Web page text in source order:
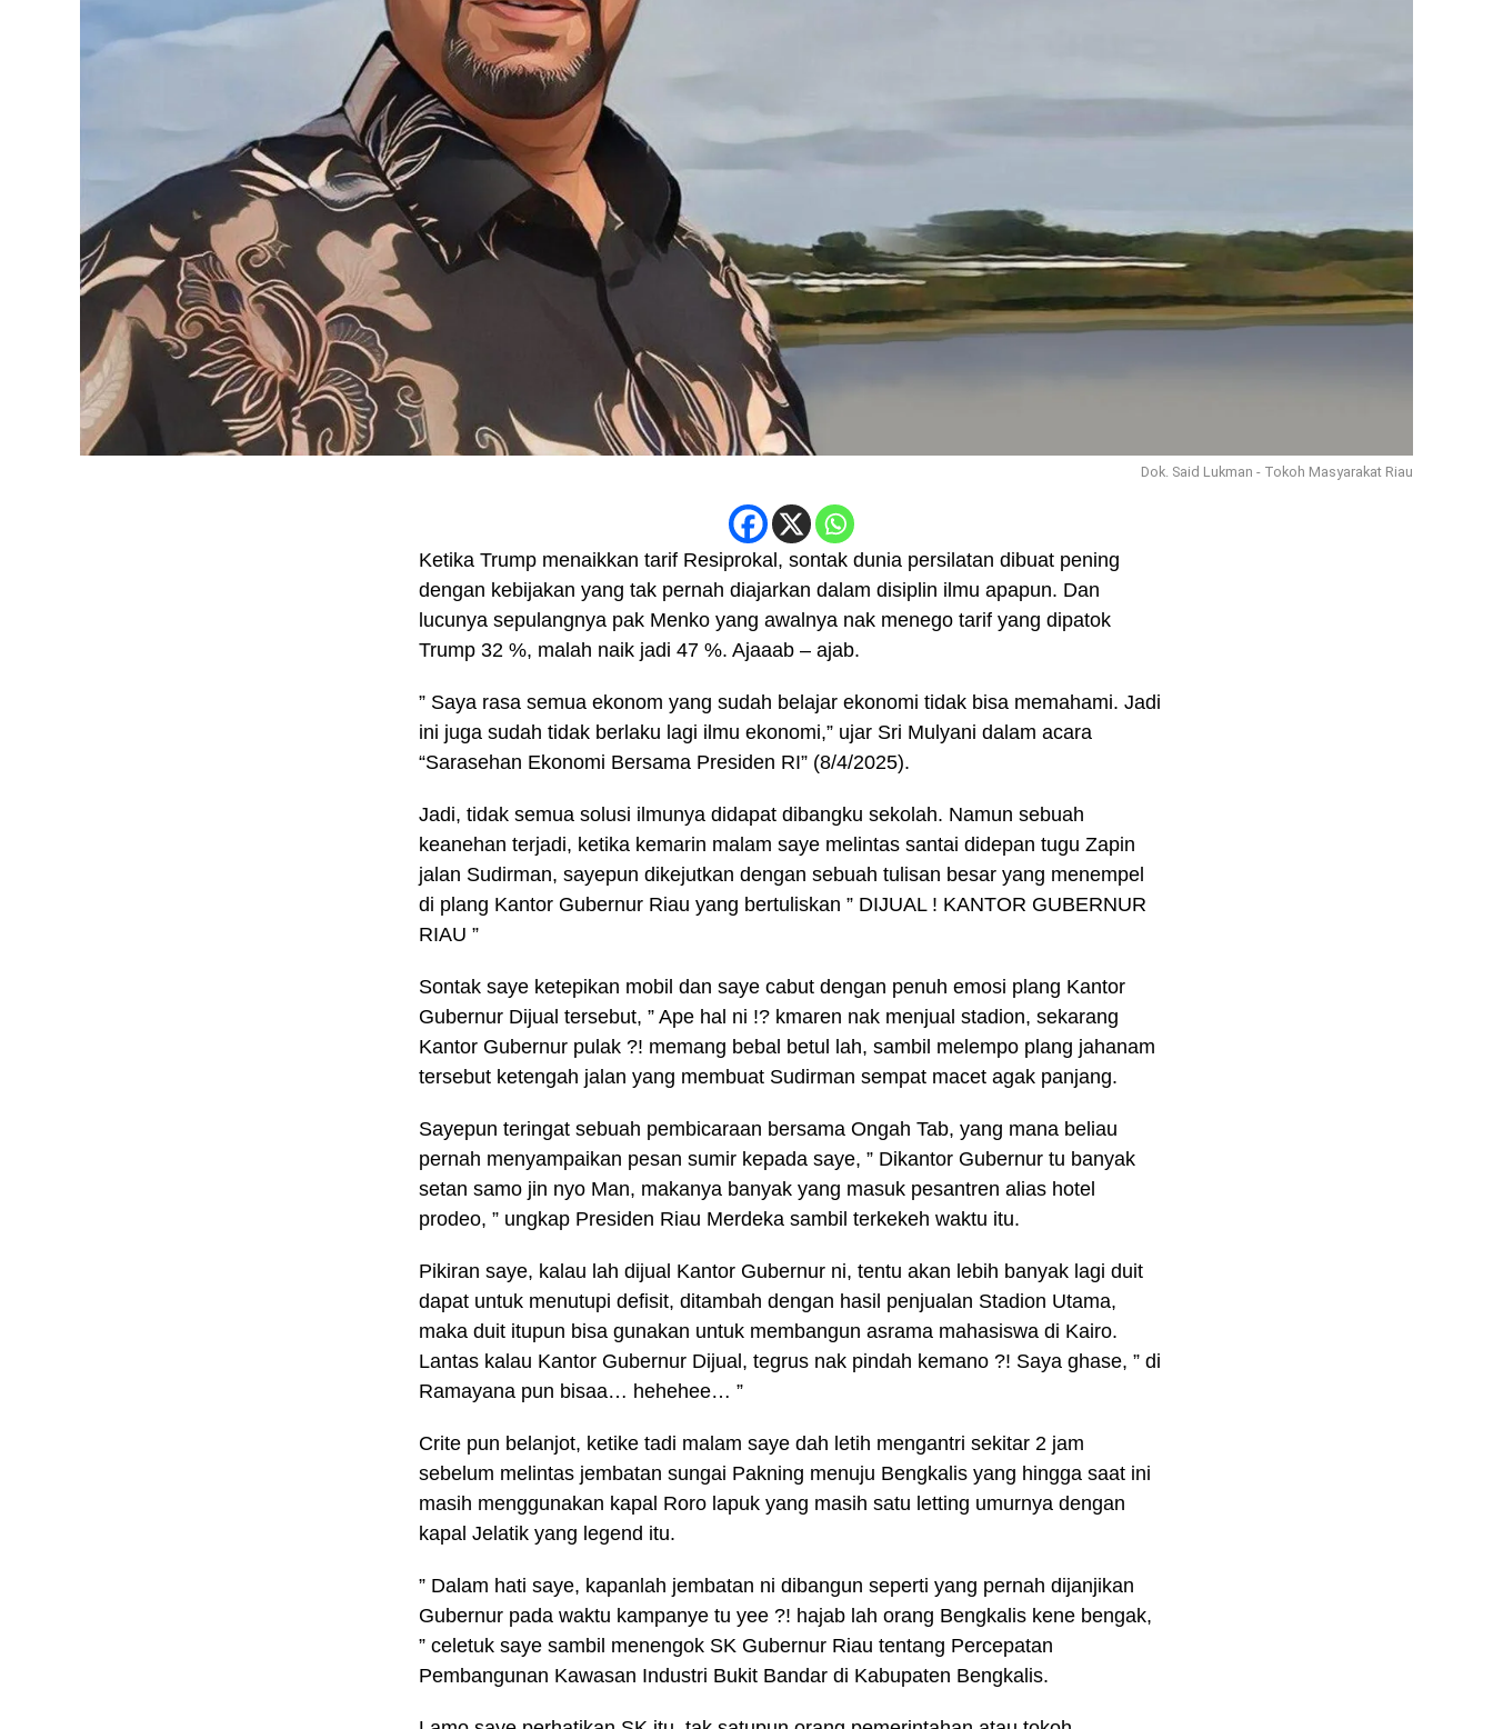
Dok. Said Lukman - Tokoh Masyarakat Riau
Ketika Trump menaikkan tarif Resiprokal, sontak dunia persilatan dibuat pening
dengan kebijakan yang tak pernah diajarkan dalam disiplin ilmu apapun. Dan
lucunya sepulangnya pak Menko yang awalnya nak menego tarif yang dipatok
Trump 32 %, malah naik jadi 47 %. Ajaaab – ajab.
” Saya rasa semua ekonom yang sudah belajar ekonomi tidak bisa memahami. Jadi
ini juga sudah tidak berlaku lagi ilmu ekonomi,” ujar Sri Mulyani dalam acara
“Sarasehan Ekonomi Bersama Presiden RI” (8/4/2025).
Jadi, tidak semua solusi ilmunya didapat dibangku sekolah. Namun sebuah
keanehan terjadi, ketika kemarin malam saye melintas santai didepan tugu Zapin
jalan Sudirman, sayepun dikejutkan dengan sebuah tulisan besar yang menempel
di plang Kantor Gubernur Riau yang bertuliskan ” DIJUAL ! KANTOR GUBERNUR
RIAU ”
Sontak saye ketepikan mobil dan saye cabut dengan penuh emosi plang Kantor
Gubernur Dijual tersebut, ” Ape hal ni !? kmaren nak menjual stadion, sekarang
Kantor Gubernur pulak ?! memang bebal betul lah, sambil melempo plang jahanam
tersebut ketengah jalan yang membuat Sudirman sempat macet agak panjang.
Sayepun teringat sebuah pembicaraan bersama Ongah Tab, yang mana beliau
pernah menyampaikan pesan sumir kepada saye, ” Dikantor Gubernur tu banyak
setan samo jin nyo Man, makanya banyak yang masuk pesantren alias hotel
prodeo, ” ungkap Presiden Riau Merdeka sambil terkekeh waktu itu.
Pikiran saye, kalau lah dijual Kantor Gubernur ni, tentu akan lebih banyak lagi duit
dapat untuk menutupi defisit, ditambah dengan hasil penjualan Stadion Utama,
maka duit itupun bisa gunakan untuk membangun asrama mahasiswa di Kairo.
Lantas kalau Kantor Gubernur Dijual, tegrus nak pindah kemano ?! Saya ghase, ” di
Ramayana pun bisaa… hehehee… ”
Crite pun belanjot, ketike tadi malam saye dah letih mengantri sekitar 2 jam
sebelum melintas jembatan sungai Pakning menuju Bengkalis yang hingga saat ini
masih menggunakan kapal Roro lapuk yang masih satu letting umurnya dengan
kapal Jelatik yang legend itu.
” Dalam hati saye, kapanlah jembatan ni dibangun seperti yang pernah dijanjikan
Gubernur pada waktu kampanye tu yee ?! hajab lah orang Bengkalis kene bengak,
” celetuk saye sambil menengok SK Gubernur Riau tentang Percepatan
Pembangunan Kawasan Industri Bukit Bandar di Kabupaten Bengkalis.